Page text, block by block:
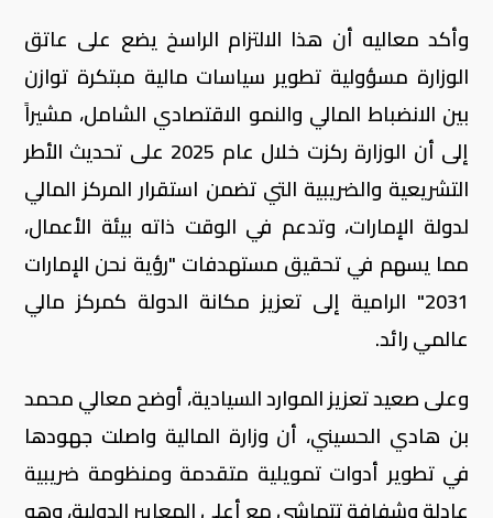
وأكد معاليه أن هذا الالتزام الراسخ يضع على عاتق
الوزارة مسؤولية تطوير سياسات مالية مبتكرة توازن
بين الانضباط المالي والنمو الاقتصادي الشامل، مشيراً
إلى أن الوزارة ركزت خلال عام 2025 على تحديث الأطر
التشريعية والضريبية التي تضمن استقرار المركز المالي
لدولة الإمارات، وتدعم في الوقت ذاته بيئة الأعمال،
مما يسهم في تحقيق مستهدفات "رؤية نحن الإمارات
2031" الرامية إلى تعزيز مكانة الدولة كمركز مالي
عالمي رائد.
وعلى صعيد تعزيز الموارد السيادية، أوضح معالي محمد
بن هادي الحسيني، أن وزارة المالية واصلت جهودها
في تطوير أدوات تمويلية متقدمة ومنظومة ضريبية